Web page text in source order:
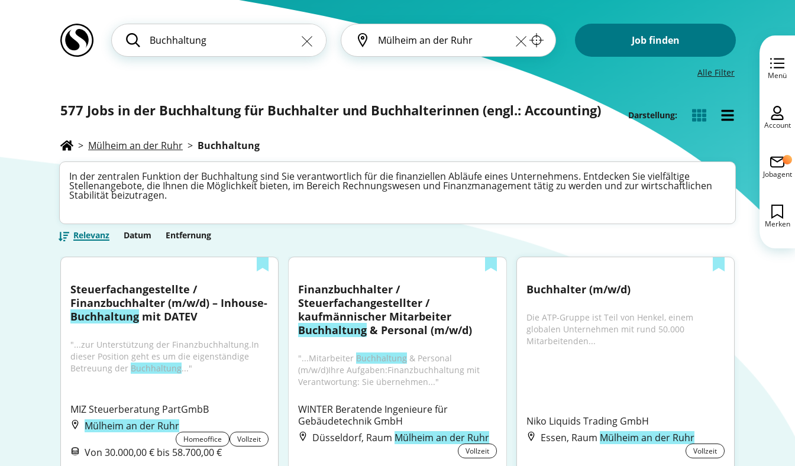
Job finden
Alle Filter
577 Jobs in der Buchhaltung für Buchhalter und Buchhalterinnen (engl.: Accounting) Darstellung:
> Mülheim an der Ruhr > Buchhaltung
In der zentralen Funktion der Buchhaltung sind Sie verantwortlich für die finanziellen Abläufe eines Unternehmens. Entdecken Sie vielfältige
Stellenangebote, die Ihnen die Möglichkeit bieten, im Bereich Rechnungswesen und Finanzmanagement tätig zu werden und zur wirtschaftlichen
Stabilität beizutragen.
Relevanz Datum Entfernung
Steuerfachangestellte /
Finanzbuchhalter (m/w/d) – Inhouse-
Buchhaltung mit DATEV
"...zur Unterstützung der Finanzbuchhaltung.In
dieser Position geht es um die eigenständige
Betreuung der Buchhaltung..."
MIZ Steuerberatung PartGmbB
Mülheim an der Ruhr
Homeoffice Vollzeit
Von 30.000,00 € bis 58.700,00 €
Finanzbuchhalter /
Steuerfachangestellter /
Buchhaltung & Personal (m/w/d)
"...Mitarbeiter Buchhaltung & Personal
(m/w/d)Ihre Aufgaben:Finanzbuchhaltung mit
Verantwortung: Sie übernehmen..."
WINTER Beratende Ingenieure für
Gebäudetechnik GmbH
Düsseldorf, Raum Mülheim an der Ruhr
Vollzeit
Buchhalter (m/w/d)
Die ATP-Gruppe ist Teil von Henkel, einem
globalen Unternehmen mit rund 50.000
Mitarbeitenden...
Niko Liquids Trading GmbH
Essen, Raum Mülheim an der Ruhr
Vollzeit
Menü
Account
Jobagent
Merken